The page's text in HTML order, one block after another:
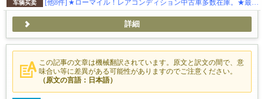
车辆买卖 [他8件] ★ローマイル！レアコンディション中古車多数在庫。★最新入庫情報はこちらから https://www.instagram.com/abautotown/
詳細
この記事の文章は機械翻訳されています。原文と訳文の間で、意
味合い等に差異がある可能性がありますのでご注意ください。
（原文の言語：日本語）